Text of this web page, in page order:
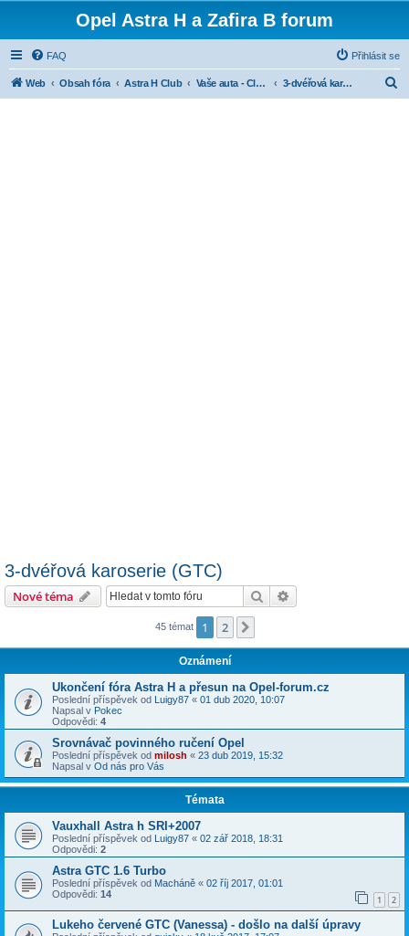
Opel Astra H a Zafira B forum
FAQ Přihlásit se
Web Obsah fóra Astra H Club Vaše auta - Club cars 3-dvéřová karoserie (GTC)
3-dvéřová karoserie (GTC)
Nové téma Hledat
45 témat 1 2
Oznámení
Ukončení fóra Astra H a přesun na Opel-forum.cz
Poslední příspěvek od Luigy87 « 01 dub 2020, 10:07
Napsal v Pokec
Odpovědi: 4
Srovnávač povinného ručení Opel
Poslední příspěvek od milosh « 23 dub 2019, 15:32
Napsal v Od nás pro Vás
Témata
Vauxhall Astra h SRI+2007
Poslední příspěvek od Luigy87 « 02 zář 2018, 18:31
Odpovědi: 2
Astra GTC 1.6 Turbo
Poslední příspěvek od Macháně « 02 říj 2017, 01:01
Odpovědi: 14 1 2
Lukeho červené GTC (Vanessa) - došlo na další úpravy